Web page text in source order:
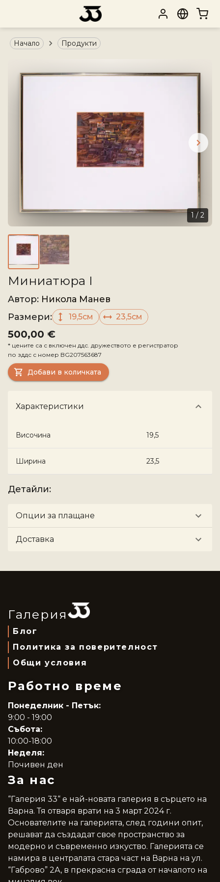
Начало Продукти
1/2
Миниатюра I
Aвтор: Никола Манев
Размери: 19,5см 23,5см
500,00 €
* цените са с включен ддс. дружеството е регистратор
по зддс с номер BG207563687
Добави в количката
Характеристики
Височина 19,5
Ширина 23,5
Детайли:
Опции за плащане
Доставка
Галерия
Блог
Политика за поверителност
Общи условия
Работно време
Понеделник - Петък:
9:00 - 19:00
Събота:
10:00-18:00
Неделя:
Почивен ден
За нас
“Галерия 33“ е най-новата галерия в сърцето на
Варна. Тя отваря врати на 3 март 2024 г.
Основателите на галерията, след години опит,
решават да създадат свое пространство за
модерно и съвременно изкуство. Галерията се
намира в централата стара част на Варна на ул.
“Габрово” 2А, в прекрасна сграда от началото на